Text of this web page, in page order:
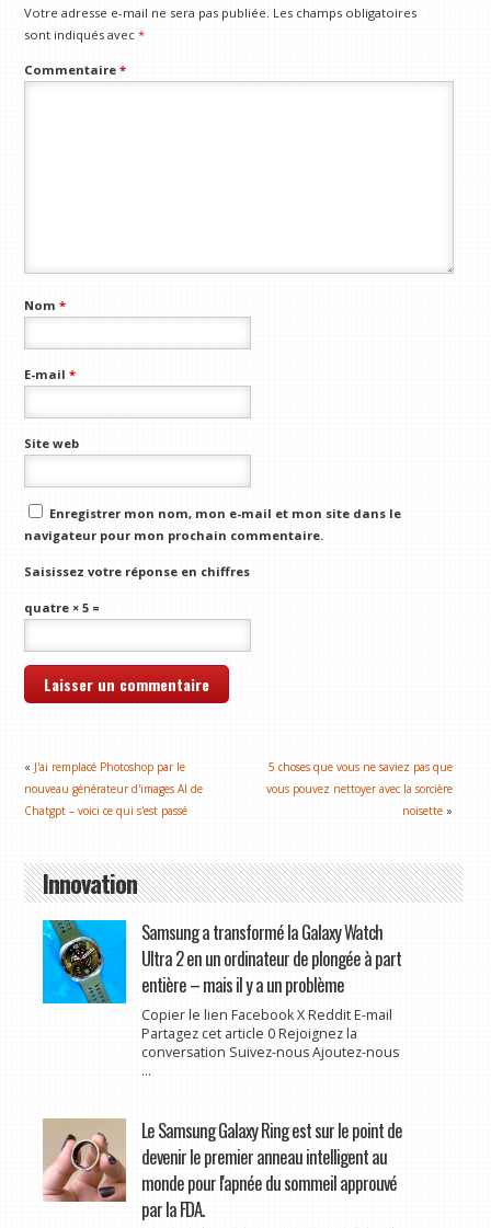
Votre adresse e-mail ne sera pas publiée. Les champs obligatoires
sont indiqués avec*
Commentaire*
Nom*
E-mail*
Site web
Enregistrer mon nom, mon e-mail et mon site dans le
navigateur pour mon prochain commentaire.
Saisissez votre réponse en chiffres
quatre × 5 =
« J'ai remplacé Photoshop par le
nouveau générateur d'images AI de
Chatgpt – voici ce qui s'est passé
5 choses que vous ne saviez pas que
vous pouvez nettoyer avec la sorcière
noisette »
Innovation
Samsung a transformé la Galaxy Watch
Ultra 2 en un ordinateur de plongée à part
entière – mais il y a un problème
Copier le lien Facebook X Reddit E-mail
Partagez cet article 0 Rejoignez la
conversation Suivez-nous Ajoutez-nous
...
Le Samsung Galaxy Ring est sur le point de
devenir le premier anneau intelligent au
monde pour l'apnée du sommeil approuvé
par la FDA.